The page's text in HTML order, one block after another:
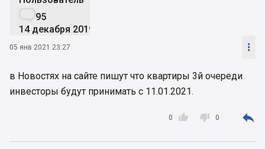
95
14 декабря 2019
05 янв 2021 23:27 
в Новостях на сайте пишут что квартиры 3й очереди
инвесторы будут принимать с 11.01.2021.

0  0 